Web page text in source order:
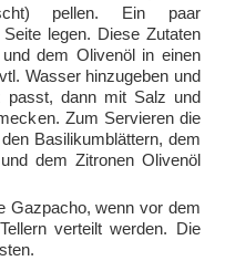
pellen. Ein paar
legen. Diese Zutaten
dem Olivenöl in einen
Wasser hinzugeben und
passt, dann mit Salz und
Zum Servieren die
Basilikumblättern, dem
dem Zitronen Olivenöl
Gazpacho, wenn vor dem
verteilt werden. Die